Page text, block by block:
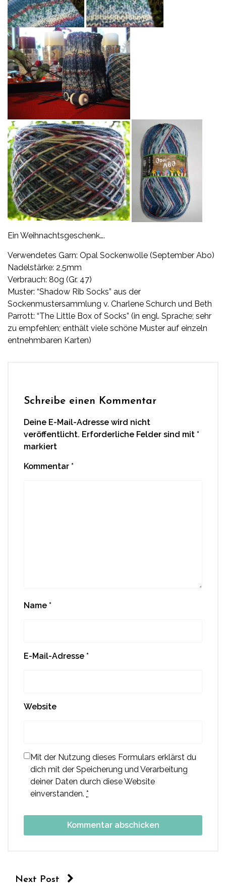
Ein Weihnachtsgeschenk….
Verwendetes Garn: Opal Sockenwolle (September Abo)
Nadelstärke: 2,5mm
Verbrauch: 80g (Gr. 47)
Muster: “Shadow Rib Socks” aus der
Sockenmustersammlung v. Charlene Schurch und Beth
Parrott: “The Little Box of Socks” (in engl. Sprache; sehr
zu empfehlen; enthält viele schöne Muster auf einzeln
entnehmbaren Karten)
Schreibe einen Kommentar
Deine E-Mail-Adresse wird nicht
veröffentlicht. Erforderliche Felder sind mit *
markiert
Kommentar *
Name *
E-Mail-Adresse *
Website
Mit der Nutzung dieses Formulars erklärst du
dich mit der Speicherung und Verarbeitung
deiner Daten durch diese Website
einverstanden. *
Next Post